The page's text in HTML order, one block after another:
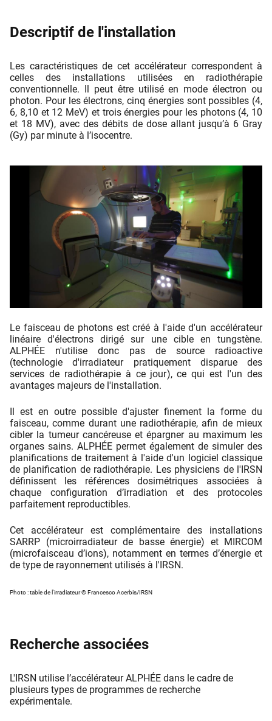
Descriptif de l'installation
​Les caractéristiques de cet accélérateur correspondent à
celles des installations utilisées en radiothérapie
conventionnelle. Il peut être utilisé en mode électron ou
photon. Pour les électrons, cinq énergies sont possibles (4,
6, 8,10 et 12 MeV) et trois énergies pour les photons (4, 10
et 18 MV), avec des débits de dose allant jusqu’à 6 Gray
(Gy) par minute à l’isocentre.
Le faisceau de photons est créé à l'aide d'un accélérateur
linéaire d'électrons dirigé sur une cible en tungstène.
ALPHÉE n'utilise donc pas de source radioactive
(technologie d'irradiateur pratiquement disparue des
services de radiothérapie à ce jour), ce qui est l'un des
avantages majeurs de l'installation.
Il est en outre possible d'ajuster finement la forme du
faisceau, comme durant une radiothérapie, afin de mieux
cibler la tumeur cancéreuse et épargner au maximum les
organes sains. ALPHÉE permet également de simuler des
planifications de traitement à l'aide d'un logiciel classique
de planification de radiothérapie. Les physiciens de l'IRSN
définissent les références dosimétriques associées à
chaque configuration d’irradiation et des protocoles
parfaitement reproductibles.
Cet accélérateur est complémentaire des installations
SARRP (microirradiateur de basse énergie) et MIRCOM
(microfaisceau d’ions), notamment en termes d’énergie et
de type de rayonnement utilisés à l'IRSN.
Photo : table de l'irradiateur © Francesco Acerbis/IRSN
Recherche associées
L'IRSN utilise l’accélérateur ALPHÉE dans le cadre de
plusieurs types de programmes de recherche
expérimentale.